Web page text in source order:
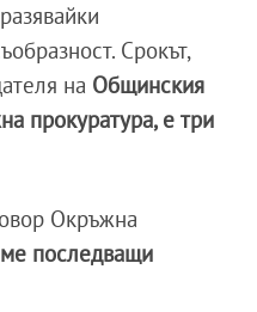
Срокът,
на Общинския
прокуратура, е три
Окръжна
последващи